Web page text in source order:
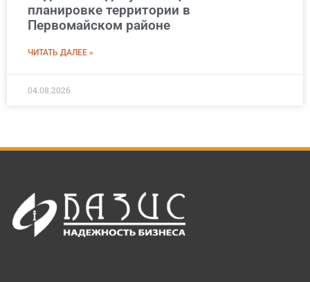
планировке территории в
Первомайском районе
ЧИТАТЬ ДАЛЕЕ »
04.08.2026